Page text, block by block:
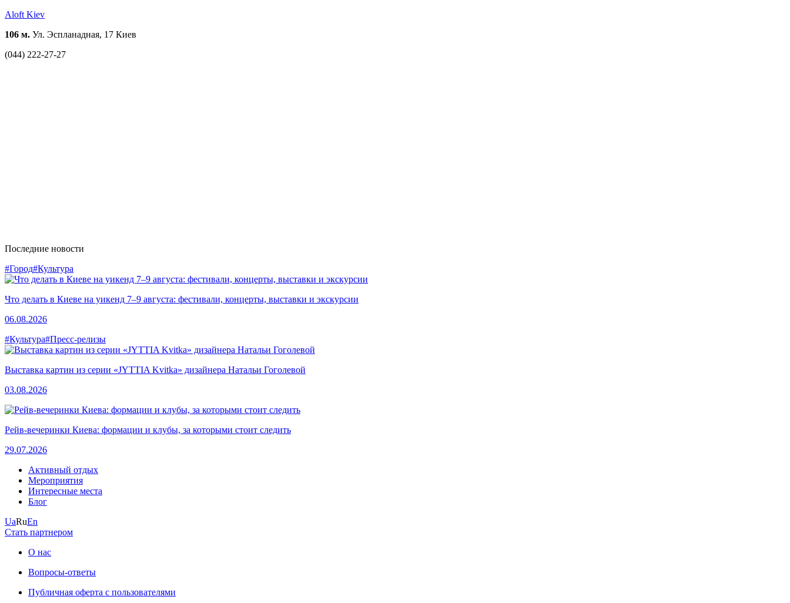
Aloft Kiev
106 м. Ул. Эспланадная, 17 Киев
(044) 222-27-27
Последние новости
#Город#Культура
Что делать в Киеве на уикенд 7–9 августа: фестивали, концерты, выставки и экскурсии
06.08.2026
#Культура#Пресс-релизы
Выставка картин из серии «JYTTIA Kvitka» дизайнера Натальи Гоголевой
03.08.2026
Рейв-вечеринки Киева: формации и клубы, за которыми стоит следить
29.07.2026
Активный отдых
Мероприятия
Интересные места
Блог
UaRuEn
Стать партнером
О нас
Вопросы-ответы
Публичная оферта с пользователями